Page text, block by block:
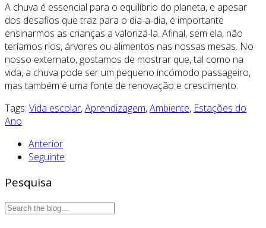
A chuva é essencial para o equilíbrio do planeta, e apesar
dos desafios que traz para o dia-a-dia, é importante
ensinarmos as crianças a valorizá-la. Afinal, sem ela, não
teríamos rios, árvores ou alimentos nas nossas mesas. No
nosso externato, gostamos de mostrar que, tal como na
vida, a chuva pode ser um pequeno incómodo passageiro,
mas também é uma fonte de renovação e crescimento.
Tags: Vida escolar,Aprendizagem,Ambiente, Estações do
Ano
Anterior
Seguinte
Pesquisa